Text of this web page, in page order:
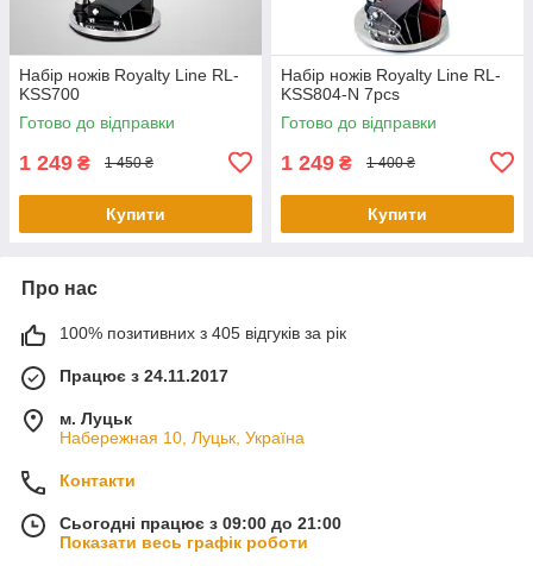
Набір ножів Royalty Line RL-
KSS700
Готово до відправки
1 249 ₴ 1 450 ₴
Купити
Набір ножів Royalty Line RL-
KSS804-N 7pcs
Готово до відправки
1 249 ₴ 1 400 ₴
Купити
Про нас
100% позитивних з 405 відгуків за рік
Працює з 24.11.2017
м. Луцьк
Набережная 10, Луцьк, Україна
Контакти
Сьогодні працює з 09:00 до 21:00
Показати весь графік роботи